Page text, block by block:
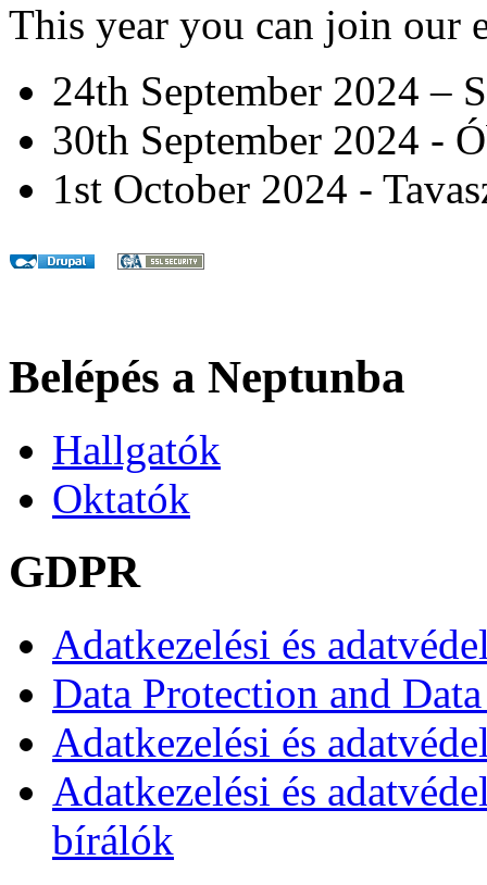
This year you can join our
24th September 2024 –
30th September 2024 -
1st October 2024 -
Belépés a Neptunba
Hallgatók
Oktatók
GDPR
Adatkezelési és
Data Protection and
Adatkezelési és
Adatkezelési és
bírálók